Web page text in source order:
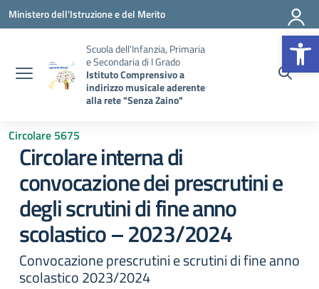
Vai ai contenuti
Vai al menu di navigazione
Vai al footer
Ministero dell'Istruzione e del Merito
Scuola dell'Infanzia, Primaria
e Secondaria di I Grado
Istituto Comprensivo a
indirizzo musicale aderente
alla rete "Senza Zaino"
Circolare 5675
Circolare interna di
convocazione dei prescrutini e
degli scrutini di fine anno
scolastico – 2023/2024
Convocazione prescrutini e scrutini di fine anno
scolastico 2023/2024